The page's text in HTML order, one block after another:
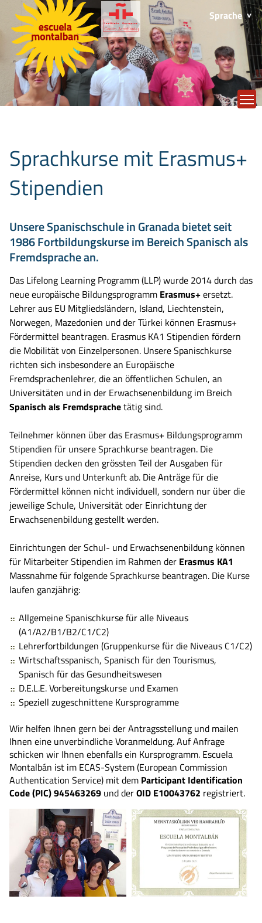
Sprache
Sprachkurse mit Erasmus+
Stipendien
Unsere Spanischschule in Granada bietet seit
1986 Fortbildungskurse im Bereich Spanisch als
Fremdsprache an.
Das Lifelong Learning Programm (LLP) wurde 2014 durch das
neue europäische Bildungsprogramm Erasmus+ersetzt.
Lehrer aus EU Mitgliedsländern, Island, Liechtenstein,
Norwegen, Mazedonien und der Türkei können Erasmus+
Fördermittel beantragen. Erasmus KA1 Stipendien fördern
die Mobilität von Einzelpersonen. Unsere Spanischkurse
richten sich insbesondere an Europäische
Fremdsprachenlehrer, die an öffentlichen Schulen, an
Universitäten und in der Erwachsenenbildung im Breich
Spanisch als Fremdsprachetätig sind.
Teilnehmer können über das Erasmus+ Bildungsprogramm
Stipendien für unsere Sprachkurse beantragen. Die
Stipendien decken den grössten Teil der Ausgaben für
Anreise, Kurs und Unterkunft ab. Die Anträge für die
Fördermittel können nicht individuell, sondern nur über die
jeweilige Schule, Universität oder Einrichtung der
Erwachsenenbildung gestellt werden.
Einrichtungen der Schul- und Erwachsenenbildung können
für Mitarbeiter Stipendien im Rahmen der Erasmus KA1
Massnahme für folgende Sprachkurse beantragen. Die Kurse
laufen ganzjährig:
Allgemeine Spanischkurse für alle Niveaus
(A1/A2/B1/B2/C1/C2)
Lehrerfortbildungen (Gruppenkurse für die Niveaus C1/C2)
Wirtschaftsspanisch, Spanisch für den Tourismus,
Spanisch für das Gesundheitswesen
D.E.L.E. Vorbereitungskurse und Examen
Speziell zugeschnittene Kursprogramme
Wir helfen Ihnen gern bei der Antragsstellung und mailen
Ihnen eine unverbindliche Voranmeldung. Auf Anfrage
schicken wir Ihnen ebenfalls ein Kursprogramm. Escuela
Montalbán ist im ECAS-System (European Commission
Authentication Service) mit dem Participant Identification
Code (PIC)945463269 und derOID E10043762 registriert.